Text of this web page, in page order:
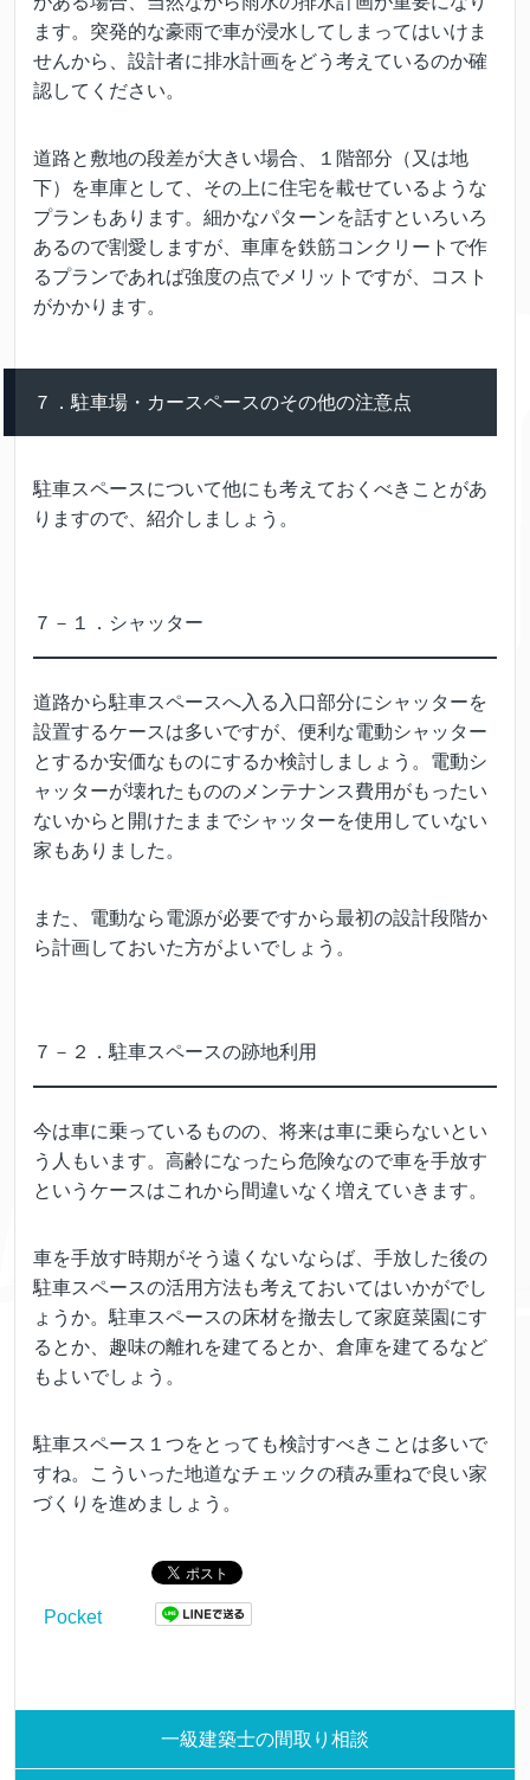
ます。突発的な豪雨で車が浸水してしまってはいけま
せんから、設計者に排水計画をどう考えているのか確
認してください。
道路と敷地の段差が大きい場合、１階部分（又は地
下）を車庫として、その上に住宅を載せているような
プランもあります。細かなパターンを話すといろいろ
あるので割愛しますが、車庫を鉄筋コンクリートで作
るプランであれば強度の点でメリットですが、コスト
がかかります。
７．駐車場・カースペースのその他の注意点
駐車スペースについて他にも考えておくべきことがあ
りますので、紹介しましょう。
７－１．シャッター
道路から駐車スペースへ入る入口部分にシャッターを
設置するケースは多いですが、便利な電動シャッター
とするか安価なものにするか検討しましょう。電動シ
ャッターが壊れたもののメンテナンス費用がもったい
ないからと開けたままでシャッターを使用していない
家もありました。
また、電動なら電源が必要ですから最初の設計段階か
ら計画しておいた方がよいでしょう。
７－２．駐車スペースの跡地利用
今は車に乗っているものの、将来は車に乗らないとい
う人もいます。高齢になったら危険なので車を手放す
というケースはこれから間違いなく増えていきます。
車を手放す時期がそう遠くないならば、手放した後の
駐車スペースの活用方法も考えておいてはいかがでし
ょうか。駐車スペースの床材を撤去して家庭菜園にす
るとか、趣味の離れを建てるとか、倉庫を建てるなど
もよいでしょう。
駐車スペース１つをとっても検討すべきことは多いで
すね。こういった地道なチェックの積み重ねで良い家
づくりを進めましょう。
Pocket
一級建築士の間取り相談